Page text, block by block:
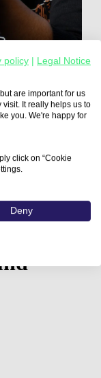
-
policy
Legal Notice
are important for us
It really helps us to
you. We're happy for
click on “Cookie
Deny